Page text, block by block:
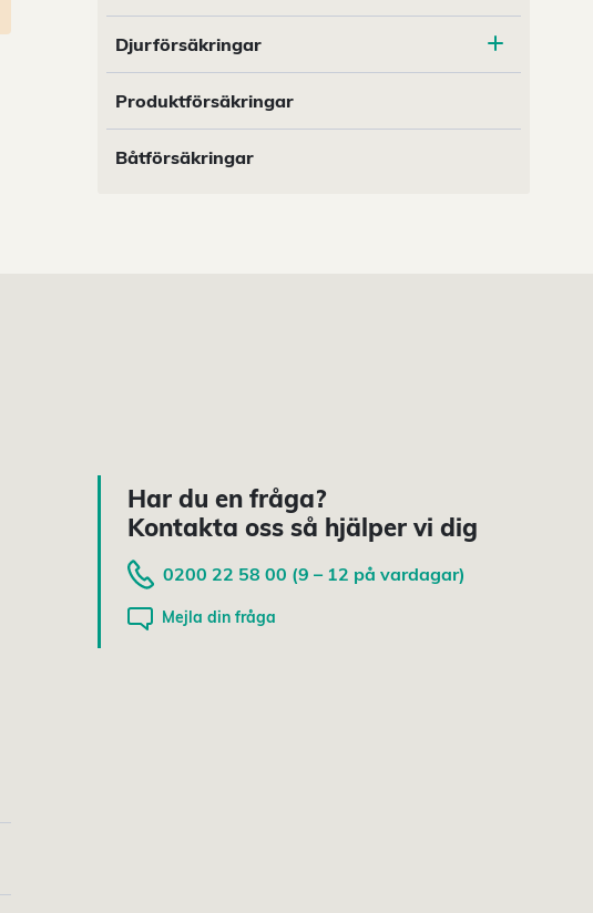
Djurförsäkringar
Produktförsäkringar
Båtförsäkringar
Har du en fråga?
Kontakta oss så hjälper vi dig
0200 22 58 00 (9 – 12 på vardagar)
Mejla din fråga